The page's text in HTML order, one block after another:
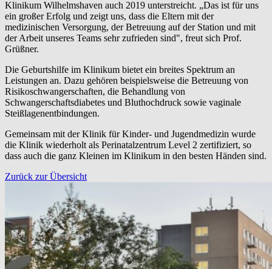
Klinikum Wilhelmshaven auch 2019 unterstreicht. „Das ist für uns
ein großer Erfolg und zeigt uns, dass die Eltern mit der
medizinischen Versorgung, der Betreuung auf der Station und mit
der Arbeit unseres Teams sehr zufrieden sind", freut sich Prof.
Grüßner.
Die Geburtshilfe im Klinikum bietet ein breites Spektrum an
Leistungen an. Dazu gehören beispielsweise die Betreuung von
Risikoschwangerschaften, die Behandlung von
Schwangerschaftsdiabetes und Bluthochdruck sowie vaginale
Steißlagenentbindungen.
Gemeinsam mit der Klinik für Kinder- und Jugendmedizin wurde
die Klinik wiederholt als Perinatalzentrum Level 2 zertifiziert, so
dass auch die ganz Kleinen im Klinikum in den besten Händen sind.
Zurück zur Übersicht